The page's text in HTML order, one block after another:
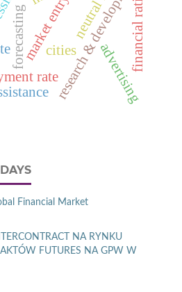
forecasting cities
market entryresearch & development
advertising
rate
financial ratio
Financial Market
NA RYNKU
FUTURES NA GPW W